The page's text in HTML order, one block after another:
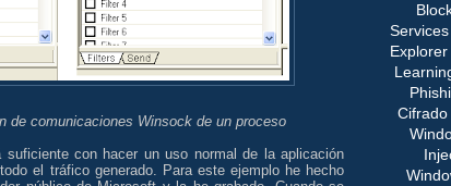
de comunicaciones Winsock de un proceso
con hacer un uso normal de la aplicación
el tráfico generado. Para este ejemplo he hecho
Services
Explorer
Cifrado